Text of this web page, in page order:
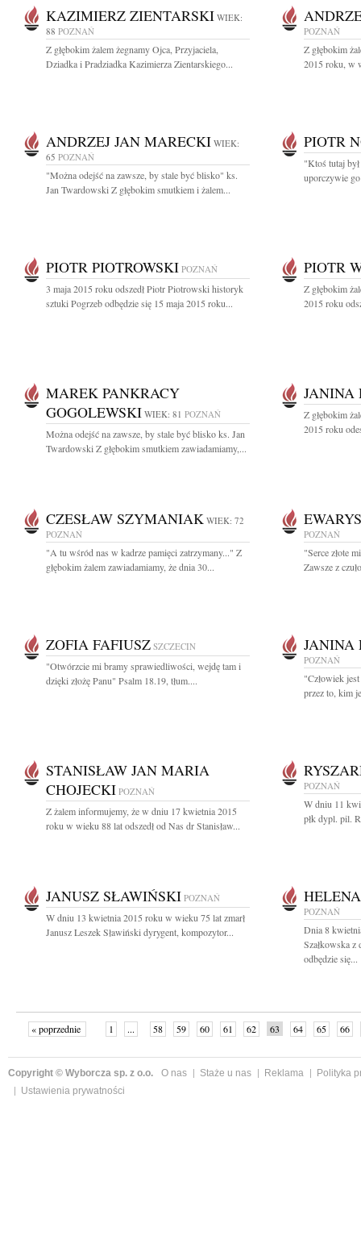
KAZIMIERZ ZIENTARSKI WIEK:
88 POZNAŃ
Z głębokim żalem żegnamy Ojca, Przyjaciela,
Dziadka i Pradziadka Kazimierza Zientarskiego...
POZNAŃ
Z głębokim
2015 roku, w
ANDRZEJ JAN MARECKI WIEK:
65 POZNAŃ
"Można odejść na zawsze, by stale być blisko" ks.
Jan Twardowski Z głębokim smutkiem i żalem...
PIOTR
"Ktoś tutaj
uporczywie
PIOTR PIOTROWSKI POZNAŃ
3 maja 2015 roku odszedł Piotr Piotrowski historyk
sztuki Pogrzeb odbędzie się 15 maja 2015 roku...
PIOTR
Z głębokim
2015 roku
MAREK PANKRACY
GOGOLEWSKI WIEK: 81 POZNAŃ
Można odejść na zawsze, by stale być blisko ks. Jan
Twardowski Z głębokim smutkiem zawiadamiamy,...
JANINA
Z głębokim
2015 roku
CZESŁAW SZYMANIAK WIEK: 72
POZNAŃ
"A tu wśród nas w kadrze pamięci zatrzymany..." Z
głębokim żalem zawiadamiamy, że dnia 30...
POZNAŃ
"Serce złote
Zawsze z
ZOFIA FAFIUSZ SZCZECIN
"Otwórzcie mi bramy sprawiedliwości, wejdę tam i
dzięki złożę Panu" Psalm 18.19, tłum....
JANINA
POZNAŃ
"Człowiek
przez to, kim
STANISŁAW JAN MARIA
CHOJECKI POZNAŃ
Z żalem informujemy, że w dniu 17 kwietnia 2015
roku w wieku 88 lat odszedł od Nas dr Stanisław...
POZNAŃ
W dniu 11
płk dypl. pil.
JANUSZ SŁAWIŃSKI POZNAŃ
W dniu 13 kwietnia 2015 roku w wieku 75 lat zmarł
Janusz Leszek Sławiński dyrygent, kompozytor...
POZNAŃ
Dnia 8
Szałkowska
odbędzie się...
« poprzednie 1 ... 58 59 60 61 62 63 64 65
66
Copyright © Wyborcza sp. z o.o. O nas Staże u nas Reklama
Polityka
Ustawienia prywatności